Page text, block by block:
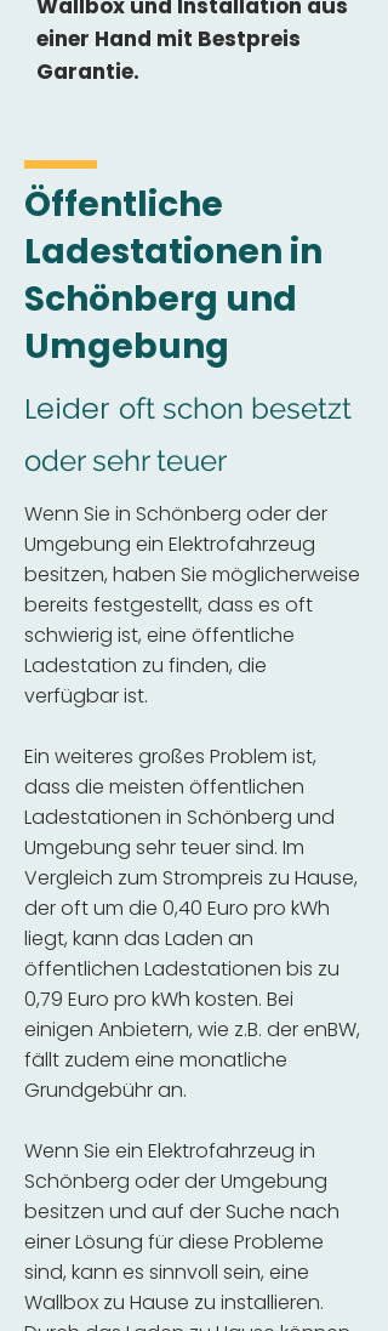
Wallbox und Installation aus
einer Hand mit Bestpreis
Garantie.
Öffentliche
Ladestationen in
Schönberg und
Umgebung
Leider oft schon besetzt
oder sehr teuer
Wenn Sie in Schönberg oder der
Umgebung ein Elektrofahrzeug
besitzen, haben Sie möglicherweise
bereits festgestellt, dass es oft
schwierig ist, eine öffentliche
Ladestation zu finden, die
verfügbar ist.
Ein weiteres großes Problem ist,
dass die meisten öffentlichen
Ladestationen in Schönberg und
Umgebung sehr teuer sind. Im
Vergleich zum Strompreis zu Hause,
der oft um die 0,40 Euro pro kWh
liegt, kann das Laden an
öffentlichen Ladestationen bis zu
0,79 Euro pro kWh kosten. Bei
einigen Anbietern, wie z.B. der enBW,
fällt zudem eine monatliche
Grundgebühr an.
Wenn Sie ein Elektrofahrzeug in
Schönberg oder der Umgebung
besitzen und auf der Suche nach
einer Lösung für diese Probleme
sind, kann es sinnvoll sein, eine
Wallbox zu Hause zu installieren.